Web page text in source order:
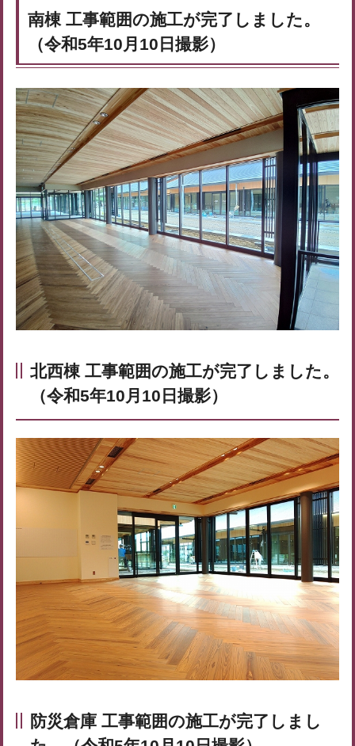
南棟 工事範囲の施工が完了しました。
（令和5年10月10日撮影）
北西棟 工事範囲の施工が完了しました。
（令和5年10月10日撮影）
防災倉庫 工事範囲の施工が完了しまし